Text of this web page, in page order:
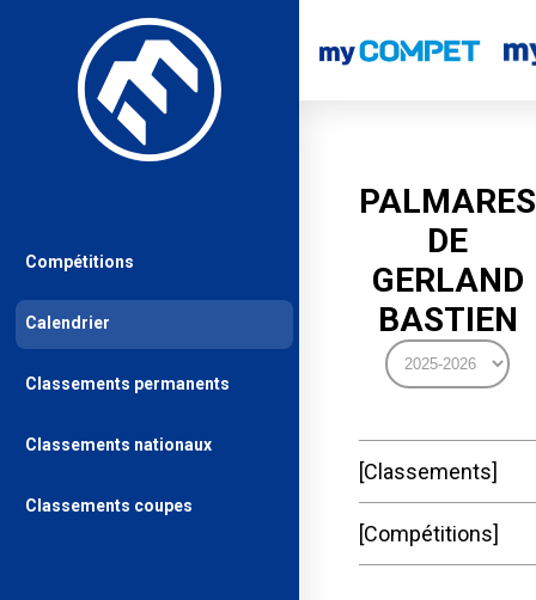
PALMARES
DE
GERLAND
BASTIEN
Classements
Compétitions
Compétitions
Calendrier
Classements permanents
Classements nationaux
Classements coupes